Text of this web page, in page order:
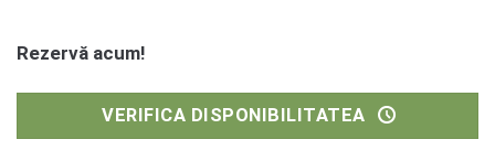
Rezervă acum!
VERIFICA DISPONIBILITATEA